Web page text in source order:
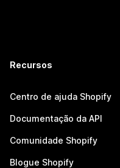
Recursos
Centro de ajuda Shopify
Documentação da API
Comunidade Shopify
Blogue Shopify